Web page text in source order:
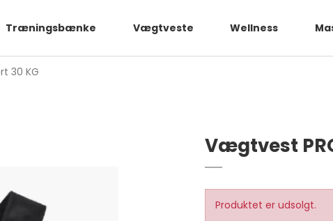
Træningsbænke Vægtveste Wellness
30 KG
Vægtvest
Produktet er udsolgt.